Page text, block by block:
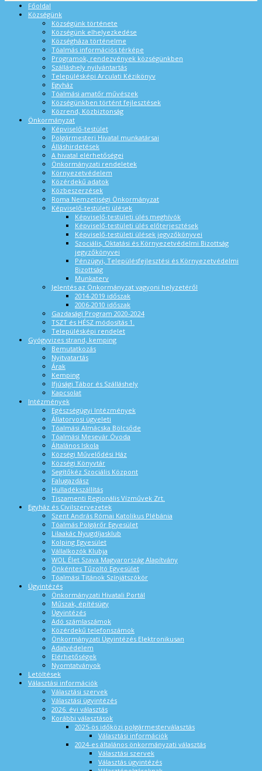
Főoldal
Községünk
Községünk története
Községünk elhelyezkedése
Községháza történelme
Tóalmás információs térképe
Programok, rendezvények községünkben
Szálláshely nyilvántartás
Településképi Arculati Kézikönyv
Egyház
Tóalmási amatőr művészek
Községünkben történt fejlesztések
Közrend, Közbiztonság
Önkormányzat
Képviselő-testület
Polgármesteri Hivatal munkatársai
Álláshirdetések
A hivatal elérhetőségei
Önkormányzati rendeletek
Környezetvédelem
Közérdekű adatok
Közbeszerzések
Roma Nemzetiségi Önkormányzat
Képviselő-testületi ülések
Képviselő-testületi ülés meghívók
Képviselő-testületi ülés előterjesztések
Képviselő-testületi ülések jegyzőkönyvei
Szociális, Oktatási és Környezetvédelmi Bizottság
jegyzőkönyvei
Pénzügyi, Településfejlesztési és Környezetvédelmi
Bizottság
Munkaterv
Jelentés az Önkormányzat vagyoni helyzetéről
2014-2019 időszak
2006-2010 időszak
Gazdasági Program 2020-2024
TSZT és HÉSZ módosítás 1.
Településképi rendelet
Gyógyvizes strand, kemping
Bemutatkozás
Nyitvatartás
Árak
Kemping
Ifjúsági Tábor és Szálláshely
Kapcsolat
Intézmények
Egészségügyi Intézmények
Állatorvosi ügyeleti
Tóalmási Almácska Bölcsőde
Tóalmási Mesevár Óvoda
Általános Iskola
Községi Művelődési Ház
Községi Könyvtár
Segítőkéz Szociális Központ
Falugazdász
Hulladékszállítás
Tiszamenti Regionális Vízművek Zrt.
Egyház és Civilszervezetek
Szent András Római Katolikus Plébánia
Tóalmás Polgárőr Egyesület
Lilaakác Nyugdíjasklub
Kolping Egyesület
Vállalkozók Klubja
WOL Élet Szava Magyarország Alapítvány
Önkéntes Tűzoltó Egyesület
Tóalmási Titánok Színjátszókör
Ügyintézés
Önkormányzati Hivatali Portál
Műszak, építésügy
Ügyintézés
Adó számlaszámok
Közérdekű telefonszámok
Önkormányzati Ügyintézés Elektronikusan
Adatvédelem
Elérhetőségek
Nyomtatványok
Letöltések
Választási információk
Választási szervek
Választási ügyintézés
2026. évi választás
Korábbi választások
2025-ös időközi polgármesterválasztás
Választási információk
2024-es általános önkormányzati választás
Választási szervek
Választás ügyintézés